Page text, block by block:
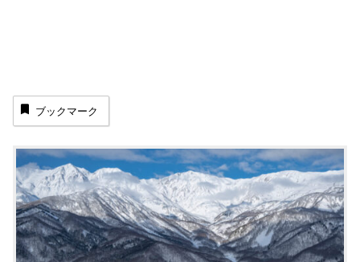
ブックマーク